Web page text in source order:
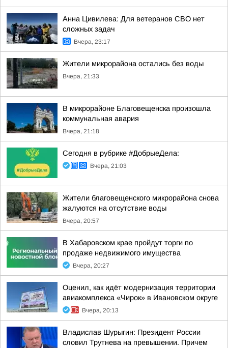
Анна Цивилева: Для ветеранов СВО нет
сложных задач
Вчера, 23:17
Жители микрорайона остались без воды
Вчера, 21:33
В микрорайоне Благовещенска произошла
коммунальная авария
Вчера, 21:18
Сегодня в рубрике #ДобрыеДела:
Вчера, 21:03
Жители благовещенского микрорайона снова
жалуются на отсутствие воды
Вчера, 20:57
В Хабаровском крае пройдут торги по
продаже недвижимого имущества
Вчера, 20:27
Оценил, как идёт модернизация территории
авиакомплекса «Чирок» в Ивановском округе
Вчера, 20:13
Владислав Шурыгин: Президент России
словил Трутнева на превышении. Причем